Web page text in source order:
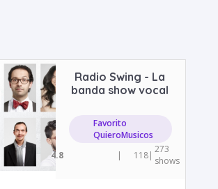
Radio Swing - La
banda show vocal
Favorito
QuieroMusicos
4.8
| 118| 273
shows